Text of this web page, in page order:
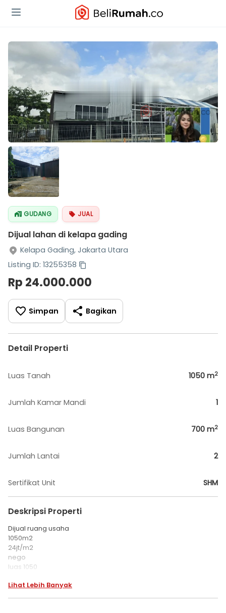
GUDANG JUAL
Dijual lahan di kelapa gading
Kelapa Gading, Jakarta Utara
Listing ID: 13255358
Rp 24.000.000
Simpan Bagikan
Detail Properti
Luas Tanah 1050 m2
Jumlah Kamar Mandi 1
Luas Bangunan 700 m2
Jumlah Lantai 2
Sertifikat Unit SHM
Deskripsi Properti
Dijual ruang usaha
1050m2
24jt/m2
nego
luas 1050
bisa untuk gudang dll
Lihat Lebih Banyak